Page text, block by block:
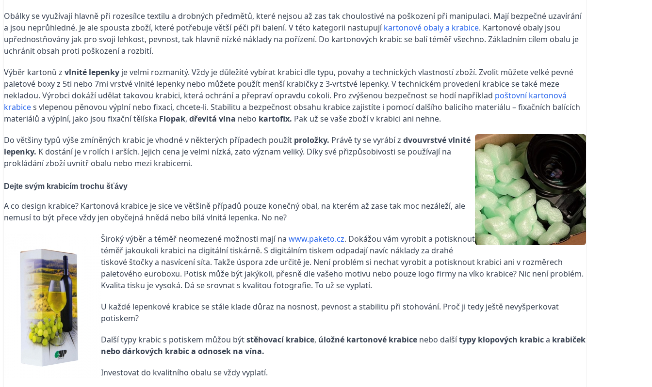
Obálky se využívají hlavně při rozesílce textilu a drobných předmětů, které nejsou až zas tak choulostivé na poškození při manipulaci. Mají bezpečné uzavírání
a jsou neprůhledné. Je ale spousta zboží, které potřebuje větší péči při balení. V této kategorii nastupujíkartonové obaly a krabice. Kartonové obaly jsou
upřednostňovány jak pro svoji lehkost, pevnost, tak hlavně nízké náklady na pořízení. Do kartonových krabic se balí téměř všechno. Základním cílem obalu je
uchránit obsah proti poškození a rozbití.
Výběr kartonů z vlnité lepenky je velmi rozmanitý. Vždy je důležité vybírat krabici dle typu, povahy a technických vlastností zboží. Zvolit můžete velké pevné
paletové boxy z 5ti nebo 7mi vrstvé vlnité lepenky nebo můžete použít menší krabičky z 3-vrtstvé lepenky. V technickém provedení krabice se také meze
nekladou. Výrobci dokáží udělat takovou krabici, která ochrání a přepraví opravdu cokoli. Pro zvýšenou bezpečnost se hodí například poštovní kartonová
krabices vlepenou pěnovou výplní nebo fixací, chcete-li. Stabilitu a bezpečnost obsahu krabice zajistíte i pomocí dalšího balicího materiálu – fixačních balících
materiálů a výplní, jako jsou fixační tělíska Flopak, dřevitá vlna nebo kartofix. Pak už se vaše zboží v krabici ani nehne.
Do většiny typů výše zmíněných krabic je vhodné v některých případech použít proložky. Právě ty se vyrábí z dvouvrstvé vlnité
lepenky. K dostání je v rolích i arších. Jejich cena je velmi nízká, zato význam veliký. Díky své přizpůsobivosti se používají na
prokládání zboží uvnitř obalu nebo mezi krabicemi.
Dejte svým krabicím trochu šťávy
A co design krabice? Kartonová krabice je sice ve většině případů pouze konečný obal, na kterém až zase tak moc nezáleží, ale
nemusí to být přece vždy jen obyčejná hnědá nebo bílá vlnitá lepenka. No ne?
Široký výběr a téměř neomezené možnosti mají na www.paketo.cz. Dokážou vám vyrobit a potisknout
téměř jakoukoli krabici na digitální tiskárně. S digitálním tiskem odpadají navíc náklady za drahé
tiskové štočky a nasvícení síta. Takže úspora zde určitě je. Není problém si nechat vyrobit a potisknout krabici ani v rozměrech
paletového euroboxu. Potisk může být jakýkoli, přesně dle vašeho motivu nebo pouze logo firmy na víko krabice? Nic není problém.
Kvalita tisku je vysoká. Dá se srovnat s kvalitou fotografie. To už se vyplatí.
U každé lepenkové krabice se stále klade důraz na nosnost, pevnost a stabilitu při stohování. Proč ji tedy ještě nevyšperkovat
potiskem?
Další typy krabic s potiskem můžou býtstěhovací krabice, úložné kartonové krabice nebo dalšítypy klopových krabica krabiček
nebo dárkových krabic a odnosek na vína.
Investovat do kvalitního obalu se vždy vyplatí.